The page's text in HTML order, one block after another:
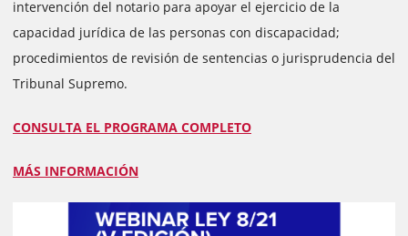
intervención del notario para apoyar el ejercicio de la
capacidad jurídica de las personas con discapacidad;
procedimientos de revisión de sentencias o jurisprudencia del
Tribunal Supremo.
CONSULTA EL PROGRAMA COMPLETO
MÁS INFORMACIÓN